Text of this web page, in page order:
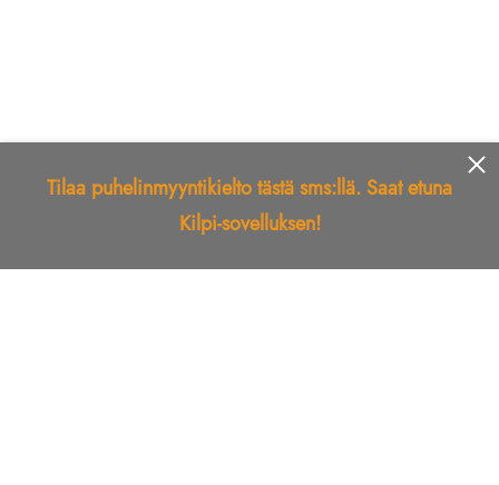
Tilaa puhelinmyyntikielto tästä sms:llä. Saat etuna
Kilpi-sovelluksen!